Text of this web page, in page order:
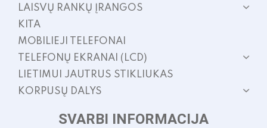
LAISVŲ RANKŲ ĮRANGOS
KITA
MOBILIEJI TELEFONAI
TELEFONŲ EKRANAI (LCD)
LIETIMUI JAUTRUS STIKLIUKAS
KORPUSŲ DALYS
SVARBI INFORMACIJA